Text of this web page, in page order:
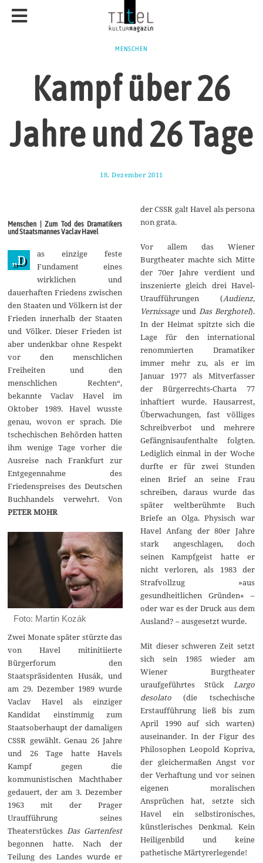
MENSCHEN
Kampf über 26
Jahre und 26 Tage
18. Dezember 2011
ä
z
4
Menschen | Zum Tod des Dramatikers
und Staatsmannes Vaclav Havel
„D
as einzige feste
Fundament eines
wirklichen und
dauerhaften Friedens zwischen
den Staaten und Völkern ist der
Frieden innerhalb der Staaten
und Völker. Dieser Frieden ist
aber undenkbar ohne Respekt
vor den menschlichen
Freiheiten und den
menschlichen Rechten“,
bekannte Vaclav Havel im
Oktober 1989. Havel wusste
genau, wovon er sprach. Die
tschechischen Behörden hatten
ihm wenige Tage vorher die
Ausreise nach Frankfurt zur
Entgegennahme des
Friedenspreises des Deutschen
Buchhandels verwehrt. Von
PETER MOHR
Foto: Martin Kozák
Zwei Monate später stürzte das
von Havel mitinitiierte
Bürgerforum den
Staatspräsidenten Husák, und
am 29. Dezember 1989 wurde
Vaclav Havel als einziger
Kandidat einstimmig zum
Staatsoberhaupt der damaligen
CSSR gewählt. Genau 26 Jahre
und 26 Tage hatte Havels
Kampf gegen die
kommunistischen Machthaber
gedauert, der am 3. Dezember
1963 mit der Prager
Uraufführung seines
TheaterstückesDas Gartenfest
begonnen hatte. Nach der
Teilung des Landes wurde er
der CSSR galt Havel als persona
non grata.
Vor allem das Wiener
Burgtheater machte sich Mitte
der 70er Jahre verdient und
inszenierte gleich drei Havel-
Uraufführungen (Audienz,
Vernissageund Das Berghotel).
In der Heimat spitzte sich die
Lage für den international
renommierten Dramatiker
immer mehr zu, als er im
Januar 1977 als Mitverfasser
der Bürgerrechts-Charta 77
inhaftiert wurde. Hausarrest,
Überwachungen, fast völliges
Schreibverbot und mehrere
Gefängnisaufenthalte folgten.
Lediglich einmal in der Woche
durfte er für zwei Stunden
einen Brief an seine Frau
schreiben, daraus wurde das
später weltberühmte Buch
Briefe an Olga. Physisch war
Havel Anfang der 80er Jahre
stark angeschlagen, doch
seinen Kampfgeist hatte er
nicht verloren, als 1983 der
Strafvollzug »aus
gesundheitlichen Gründen« –
oder war es der Druck aus dem
Ausland? – ausgesetzt wurde.
Mit dieser schweren Zeit setzt
sich sein 1985 wieder am
Wiener Burgtheater
uraufgeführtes Stück
Largo
desolato(die tschechische
Erstaufführung ließ bis zum
April 1990 auf sich warten)
auseinander. In der Figur des
Philosophen Leopold Kopriva,
der gleichermaßen Angst vor
der Verhaftung und vor seinen
eigenen moralischen
Ansprüchen hat, setzte sich
Havel ein selbstironisches,
künstlerisches Denkmal. Kein
Heiligenbild und keine
pathetische Märtyrerlegende!